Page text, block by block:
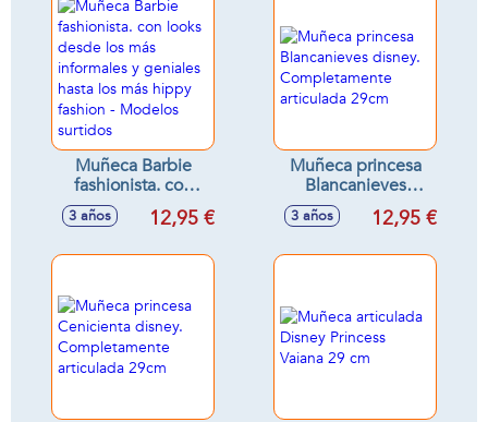
Muñeca Barbie
fashionista. con
looks desde los
más informales y
más hippy fashion -
3 años 12,95 €
Muñeca princesa
Blancanieves
disney.
Completamente
3 años 12,95 €